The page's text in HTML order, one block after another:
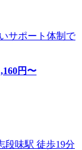
サポート体制で
円〜
段味駅 徒歩19分